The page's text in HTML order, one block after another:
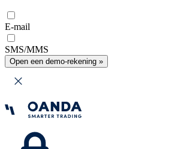
E-mail
SMS/MMS
Open een demo-rekening »